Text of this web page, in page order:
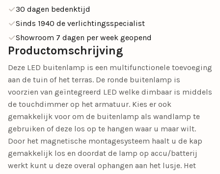
30 dagen bedenktijd
Sinds 1940 de verlichtingsspecialist
Showroom 7 dagen per week geopend
Productomschrijving
Deze LED buitenlamp is een multifunctionele toevoeging
aan de tuin of het terras. De ronde buitenlamp is
voorzien van geïntegreerd LED welke dimbaar is middels
de touchdimmer op het armatuur. Kies er ook
gemakkelijk voor om de buitenlamp als wandlamp te
gebruiken of deze los op te hangen waar u maar wilt.
Door het magnetische montagesysteem haalt u de kap
gemakkelijk los en doordat de lamp op accu/batterij
werkt kunt u deze overal ophangen aan het lusje. Het